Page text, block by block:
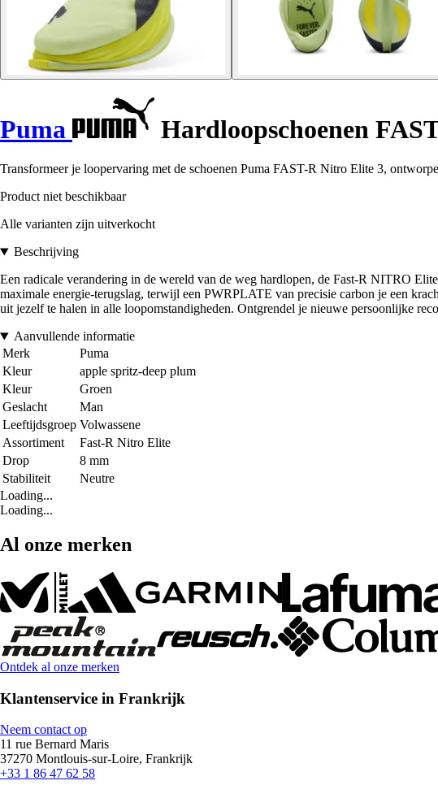
Puma Hardloopschoenen
Transformeer je loopervaring met de schoenen Puma FAST-R Nitro Elite 3,
Product niet beschikbaar
Alle varianten zijn uitverkocht
Beschrijving
Een radicale verandering in de wereld van de weg hardlopen, de Fast-R NITRO
maximale energie-terugslag, terwijl een PWRPLATE van precisie carbon je een
uit jezelf te halen in alle loopomstandigheden. Ontgrendel je nieuwe persoonlijke
Aanvullende informatie
Merk
Puma
Kleur
apple spritz-deep plum
Kleur
Groen
Geslacht
Man
Leeftijdsgroep Volwassene
Assortiment
Fast-R Nitro Elite
Drop
8 mm
Stabiliteit
Neutre
Loading...
Loading...
Al onze merken
Ontdek al onze merken
Klantenservice in Frankrijk
Neem contact op
11 rue Bernard Maris
37270 Montlouis-sur-Loire, Frankrijk
+33 1 86 47 62 58